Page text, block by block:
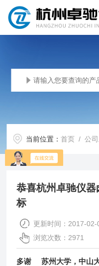
当前位置：首页 /公
恭喜杭州卓驰仪
标
更新时间：2017-02-
浏览次数：2971
多谢 苏州大学，中山大